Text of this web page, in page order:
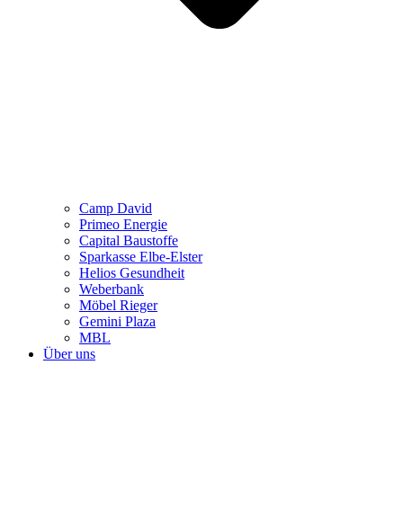
Camp David
Primeo Energie
Capital Baustoffe
Sparkasse Elbe-Elster
Helios Gesundheit
Weberbank
Möbel Rieger
Gemini Plaza
MBL
Über uns